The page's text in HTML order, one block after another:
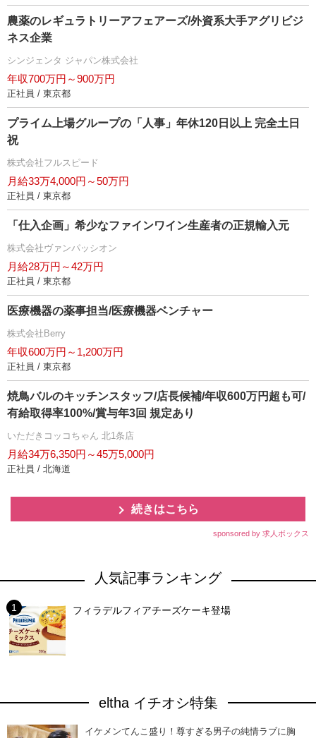
農薬のレギュラトリーアフェアーズ/外資系大手アグリビジ
ネス企業
シンジェンタ ジャパン株式会社
年収700万円～900万円
正社員 / 東京都
プライム上場グループの「人事」年休120日以上 完全土日
祝
株式会社フルスピード
月給33万4,000円～50万円
正社員 / 東京都
「仕入企画」希少なファインワイン生産者の正規輸入元
株式会社ヴァンパッシオン
月給28万円～42万円
正社員 / 東京都
医療機器の薬事担当/医療機器ベンチャー
株式会社Berry
年収600万円～1,200万円
正社員 / 東京都
焼鳥バルのキッチンスタッフ/店長候補/年収600万円超も可/
有給取得率100%/賞与年3回 規定あり
いただきコッコちゃん 北1条店
月給34万6,350円～45万5,000円
正社員 / 北海道
続きはこちら
sponsored by 求人ボックス
人気記事ランキング
フィラデルフィアチーズケーキ登場
eltha イチオシ特集
イケメンてんこ盛り！尊すぎる男子の純情ラブに胸